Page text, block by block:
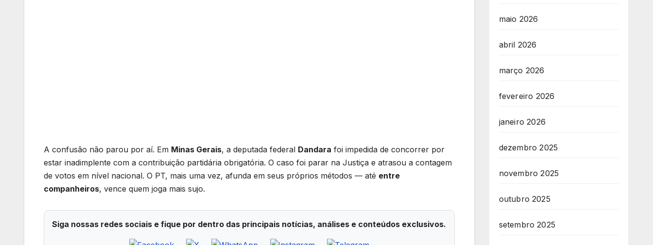
A confusão não parou por aí. Em Minas Gerais, a deputada federal Dandara foi impedida de concorrer por
estar inadimplente com a contribuição partidária obrigatória. O caso foi parar na Justiça e atrasou a contagem
de votos em nível nacional. O PT, mais uma vez, afunda em seus próprios métodos — até entre
companheiros, vence quem joga mais sujo.
Siga nossas redes sociais e fique por dentro das principais notícias, análises e conteúdos exclusivos.
maio 2026
abril 2026
março 2026
fevereiro 2026
janeiro 2026
dezembro 2025
novembro 2025
outubro 2025
setembro 2025